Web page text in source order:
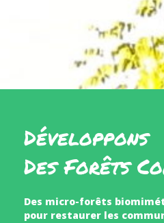
Développons
Des Forêts
Des micro-forêts
pour restaurer les